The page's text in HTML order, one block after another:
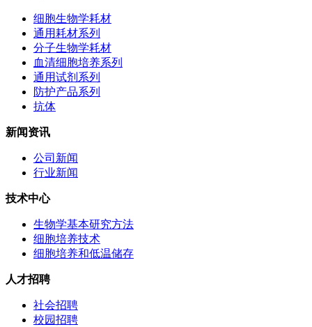
细胞生物学耗材
通用耗材系列
分子生物学耗材
血清细胞培养系列
通用试剂系列
防护产品系列
抗体
新闻资讯
公司新闻
行业新闻
技术中心
生物学基本研究方法
细胞培养技术
细胞培养和低温储存
人才招聘
社会招聘
校园招聘